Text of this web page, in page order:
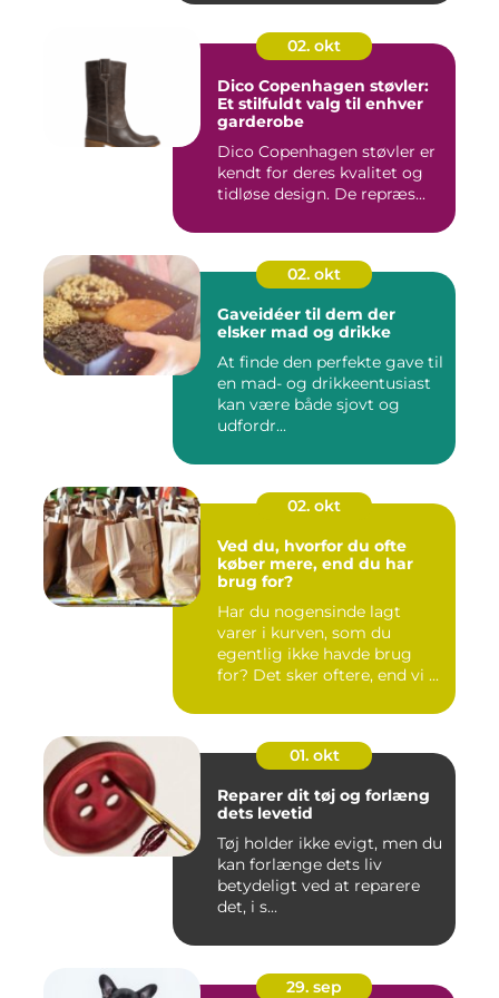
02. okt
Dico Copenhagen støvler:
Et stilfuldt valg til enhver
garderobe
Dico Copenhagen støvler er
kendt for deres kvalitet og
tidløse design. De repræs...
02. okt
Gaveidéer til dem der
elsker mad og drikke
At finde den perfekte gave til
en mad- og drikkeentusiast
kan være både sjovt og
udfordr...
02. okt
Ved du, hvorfor du ofte
køber mere, end du har
brug for?
Har du nogensinde lagt
varer i kurven, som du
egentlig ikke havde brug
for? Det sker oftere, end vi ...
01. okt
Reparer dit tøj og forlæng
dets levetid
Tøj holder ikke evigt, men du
kan forlænge dets liv
betydeligt ved at reparere
det, i s...
29. sep